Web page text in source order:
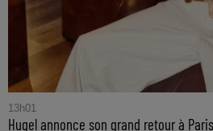
13h01
Hugel annonce son grand retour à